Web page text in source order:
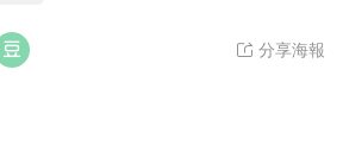
分享海報